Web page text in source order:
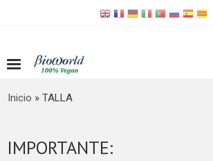
Inicio » TALLA
IMPORTANTE: